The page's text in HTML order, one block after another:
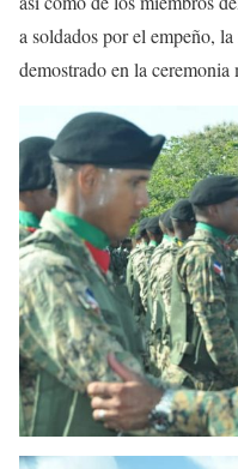
a soldados por el empeño,
demostrado en la ceremonia